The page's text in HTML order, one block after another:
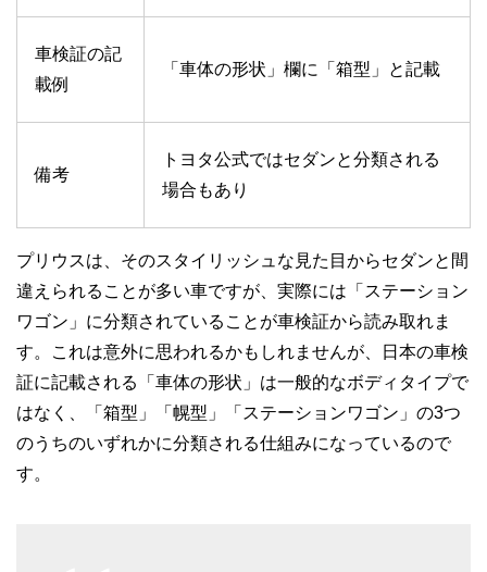
車検証の記
載例
「車体の形状」欄に「箱型」と記載
備考
トヨタ公式ではセダンと分類される
場合もあり
プリウスは、そのスタイリッシュな見た目からセダンと間
違えられることが多い車ですが、実際には「ステーション
ワゴン」に分類されていることが車検証から読み取れま
す。これは意外に思われるかもしれませんが、日本の車検
証に記載される「車体の形状」は一般的なボディタイプで
はなく、「箱型」「幌型」「ステーションワゴン」の3つ
のうちのいずれかに分類される仕組みになっているので
す。